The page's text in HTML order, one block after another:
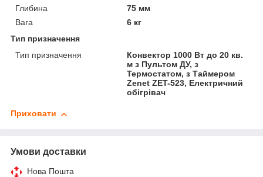
Глибина
75 мм
Вага
6 кг
Тип призначення
Тип призначення
Конвектор 1000 Вт до 20 кв.
м з Пультом ДУ, з
Термостатом, з Таймером
Zenet ZET-523, Електричний
обігрівач
Приховати
Умови доставки
Нова Пошта